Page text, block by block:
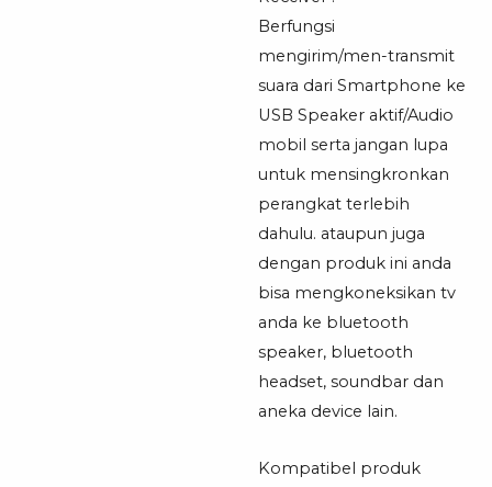
Kabel
Berfungsi
mengirim/men-transmit
suara dari Smartphone ke
USB Speaker aktif/Audio
mobil serta jangan lupa
untuk mensingkronkan
perangkat terlebih
dahulu. ataupun juga
dengan produk ini anda
bisa mengkoneksikan tv
anda ke bluetooth
speaker, bluetooth
headset, soundbar dan
aneka device lain.
Kompatibel produk